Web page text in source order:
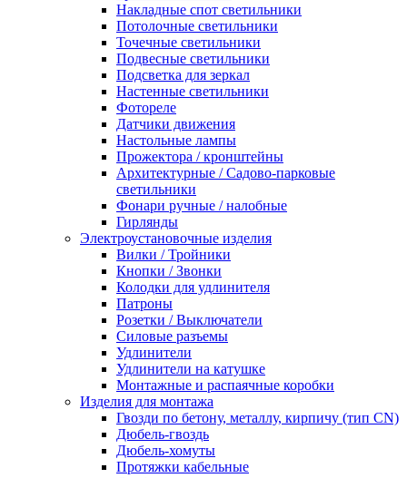
Накладные спот светильники
Потолочные светильники
Точечные светильники
Подвесные светильники
Подсветка для зеркал
Настенные светильники
Фотореле
Датчики движения
Настольные лампы
Прожектора / кронштейны
Архитектурные / Садово-парковые
светильники
Фонари ручные / налобные
Гирлянды
Электроустановочные изделия
Вилки / Тройники
Кнопки / Звонки
Колодки для удлинителя
Патроны
Розетки / Выключатели
Силовые разъемы
Удлинители
Удлинители на катушке
Монтажные и распаячные коробки
Изделия для монтажа
Гвозди по бетону, металлу, кирпичу (тип CN)
Дюбель-гвоздь
Дюбель-хомуты
Протяжки кабельные